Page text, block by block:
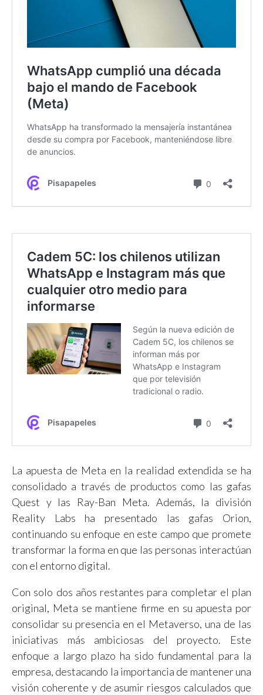
La apuesta de Meta en la realidad extendida se ha
consolidado a través de productos como las gafas
Quest y las Ray-Ban Meta. Además, la división
Reality Labs ha presentado las gafas Orion,
continuando su enfoque en este campo que promete
transformar la forma en que las personas interactúan
con el entorno digital.
Con solo dos años restantes para completar el plan
original, Meta se mantiene firme en su apuesta por
consolidar su presencia en el Metaverso, una de las
iniciativas más ambiciosas del proyecto. Este
enfoque a largo plazo ha sido fundamental para la
empresa, destacando la importancia de mantener una
visión coherente y de asumir riesgos calculados que